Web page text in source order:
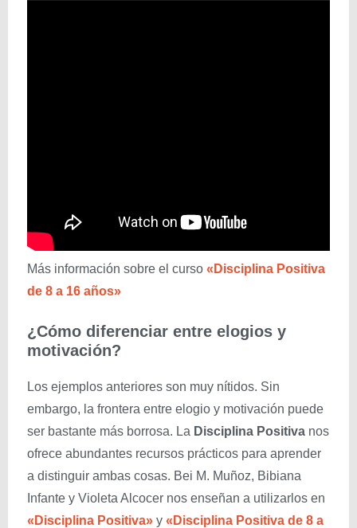
Más información sobre el curso «Disciplina Positiva
de 8 a 16 años»
¿Cómo diferenciar entre elogios y
motivación?
Los ejemplos anteriores son muy nítidos. Sin
embargo, la frontera entre elogio y motivación puede
ser bastante más borrosa. La Disciplina Positiva nos
ofrece abundantes recursos prácticos para aprender
a distinguir ambas cosas. Bei M. Muñoz, Bibiana
Infante y Violeta Alcocer nos enseñan a utilizarlos en
«Disciplina Positiva» y «Disciplina Positiva de 8 a